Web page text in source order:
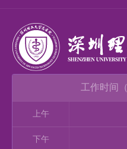
工作时间
上午
下午